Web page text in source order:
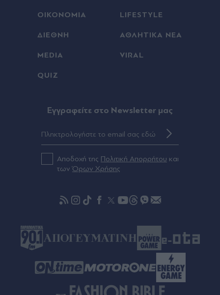
επιχειρήσεις
Πριν 28 λεπτά
κάλπη, οι ανακοινώσεις του Κυρανάκη για το
στις ΗΠΑ, που άνοιξαν το δρόμο για τη Meridiam
Πριν 30 λεπτά
φωτορύπανση και γιατί μας αφορά
Πριν 35 λεπτά
Τραμπ: Αναχαιτίστηκαν πολιτικά αεροσκάφη
κοντά σε γήπεδο γκολφ του Αμερικανού
ΟΙΚΟΝΟΜΙΑ LIFESTYLE
ΔΙΕΘΝΗ ΑΘΛΗΤΙΚΑ ΝΕΑ
MEDIA VIRAL
QUIZ
Eγγραφείτε στο Newsletter μας
Αποδοχή της Πολιτική Απορρήτου και
τωνΌρων Χρήσης